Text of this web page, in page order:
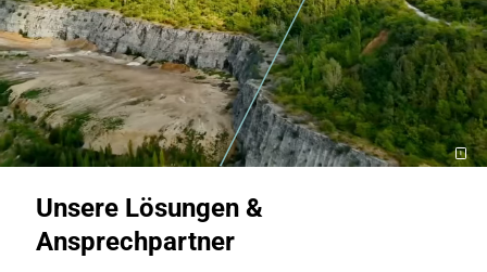
Unsere Lösungen &
Ansprechpartner